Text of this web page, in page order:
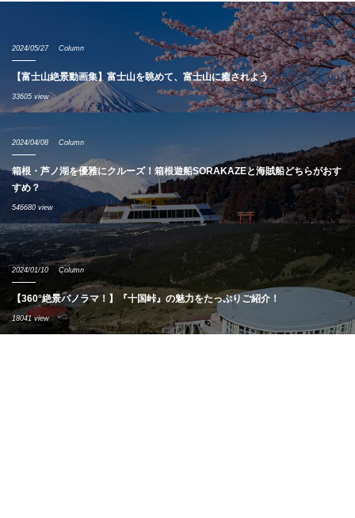
2024/05/27 Column
【富士山絶景動画集】富士山を眺めて、富士山に癒されよう
33605 view
2024/04/08 Column
箱根・芦ノ湖を優雅にクルーズ！箱根遊船SORAKAZEと海賊船どちらがおす
すめ？
546680 view
2024/01/10 Column
【360°絶景パノラマ！】『十国峠』の魅力をたっぷりご紹介！
18041 view